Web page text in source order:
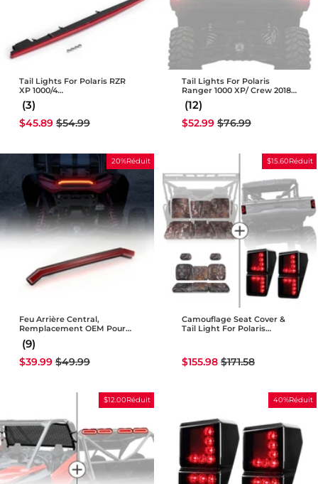
Tail Lights For Polaris RZR
XP 1000/4
Ultimate/Sport/Premium
Models 2024-2025
(3)
$45.89Prix
Prix
$54.99
Tail Lights For Polaris
Ranger 1000 XP/ Crew 2018-
2025
(12)
$52.99Prix
Prix
$76.99
20%Réduit
Feu Arrière Central,
Remplacement OEM Pour
Feu Arrière KEMIMOTO
Polaris RZR RS1 RZR XP
TURBO
(9)
$39.99Prix
Prix
$49.99
$15.60Réduit
Camouflage Seat Cover &
Tail Light For Polaris
$155.98Prix
Prix
$171.58
$12.00Réduit 40%Réduit